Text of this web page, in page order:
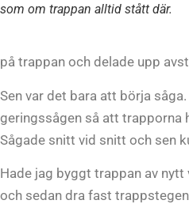
som om trappan alltid stått där.
på trappan och delade upp
Sen var det bara att börja
geringssågen så att trapporna
Sågade snitt vid snitt och sen
Hade jag byggt trappan av
och sedan dra fast